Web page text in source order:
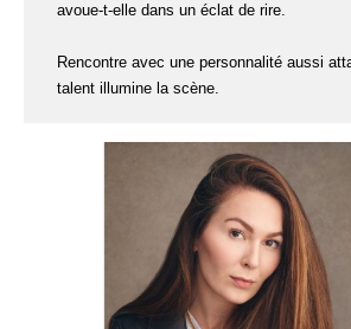
avoue-t-elle dans un éclat de rire.
Rencontre avec une personnalité aussi
talent illumine la scène.